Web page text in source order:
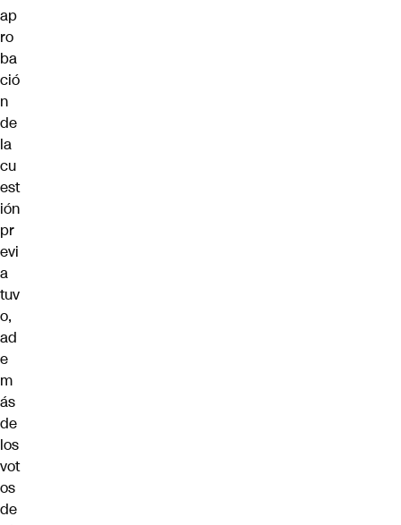
ap
ro
ba
ció
n
de
la
cu
est
ión
pr
evi
a
tuv
o,
ad
e
m
ás
de
los
vot
os
de